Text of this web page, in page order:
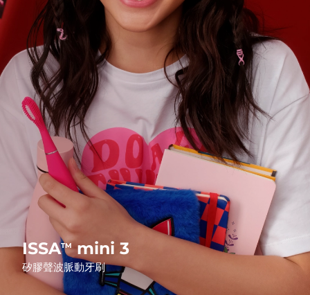
ISSATMmini 3
矽膠聲波脈動牙刷
我的地址
我的訂閱
issa™ Teeth Whitening Set
FAQ™ Dual LED Panel
熱門產品
特別優惠 暢銷產品
Türkçe
简体中文 繁體中文
發貨國家
美國 預計送達日期13/8/26
英國 預計送達日期 12/8/26
西班牙 預計送達日期12/8/26
澳洲 預計送達日期 15/8/26
法國 預計送達日期 12/8/26
德國